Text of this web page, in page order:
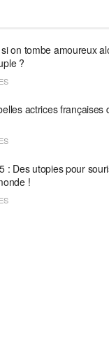
on tombe amoureux
?
actrices françaises
: Des utopies pour
!